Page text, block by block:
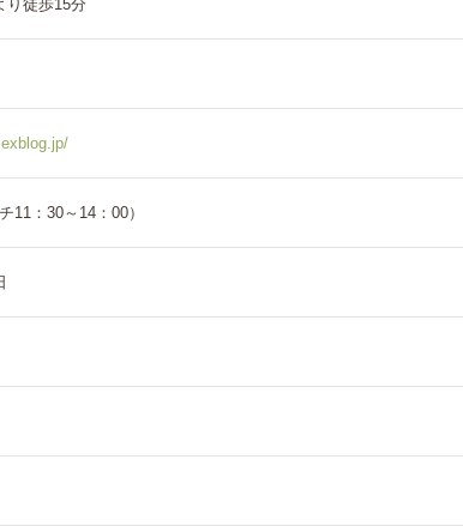
り徒歩15分
11：30～14：00）